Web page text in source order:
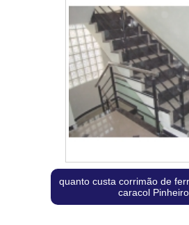
quanto custa corrimão de
caracol